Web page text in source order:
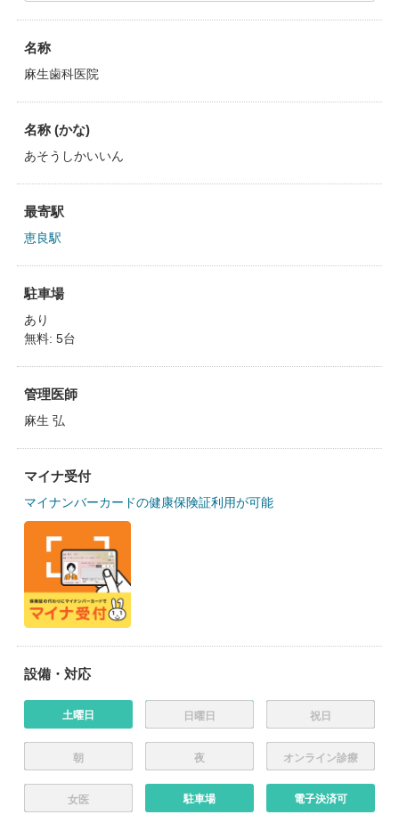
名称
麻生歯科医院
名称 (かな)
あそうしかいいん
最寄駅
恵良駅
駐車場
あり
無料: 5台
管理医師
麻生 弘
マイナ受付
マイナンバーカードの健康保険証利用が可能
設備・対応
土曜日 日曜日 祝日
朝 夜 オンライン診療
女医 駐車場 電子決済可